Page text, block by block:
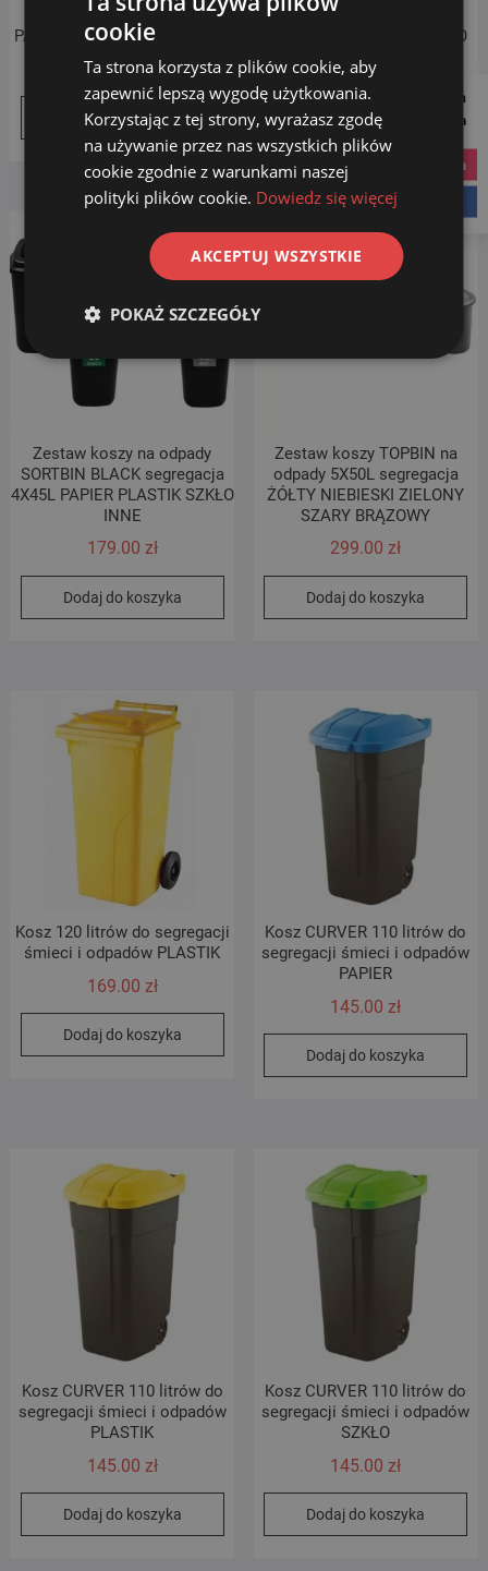
segregacji śmieci 4x45L
PAPIER PLASTIK SZKŁO INNE
199.00zł
Dodaj do koszyka
segregacji śmieci 4x28L
PAPIER PLASTIK SZKŁO BIO
134.00
Dodaj do koszyka
Zestaw koszy na odpady
SORTBIN BLACK segregacja
4X45L PAPIER PLASTIK SZKŁO
INNE
179.00 zł
Dodaj do koszyka
Zestaw koszy TOPBIN na
odpady 5X50L segregacja
ŻÓŁTY NIEBIESKI ZIELONY
SZARY BRĄZOWY
299.00zł
Dodaj do koszyka
Kosz 120 litrów do segregacji
śmieci i odpadów PLASTIK
169.00 zł
Dodaj do koszyka
Kosz CURVER 110 litrów do
segregacji śmieci i odpadów
PAPIER
145.00zł
Dodaj do koszyka
Kosz CURVER 110 litrów do
segregacji śmieci i odpadów
PLASTIK
145.00 zł
Dodaj do koszyka
Kosz CURVER 110 litrów do
segregacji śmieci i odpadów
SZKŁO
145.00 zł
Dodaj do koszyka
Follow us on
Social Media
instagram
cookie
Ta strona korzysta z plików cookie, aby
zapewnić lepszą wygodę użytkowania.
Korzystając z tej strony, wyrażasz zgodę
na używanie przez nas wszystkich plików
cookie zgodnie z warunkami naszej
polityki plików cookie. Dowiedz się więcej
AKCEPTUJ WSZYSTKIE
POKAŻ SZCZEGÓŁY